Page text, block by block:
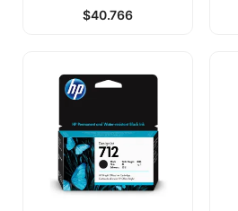
$40.766